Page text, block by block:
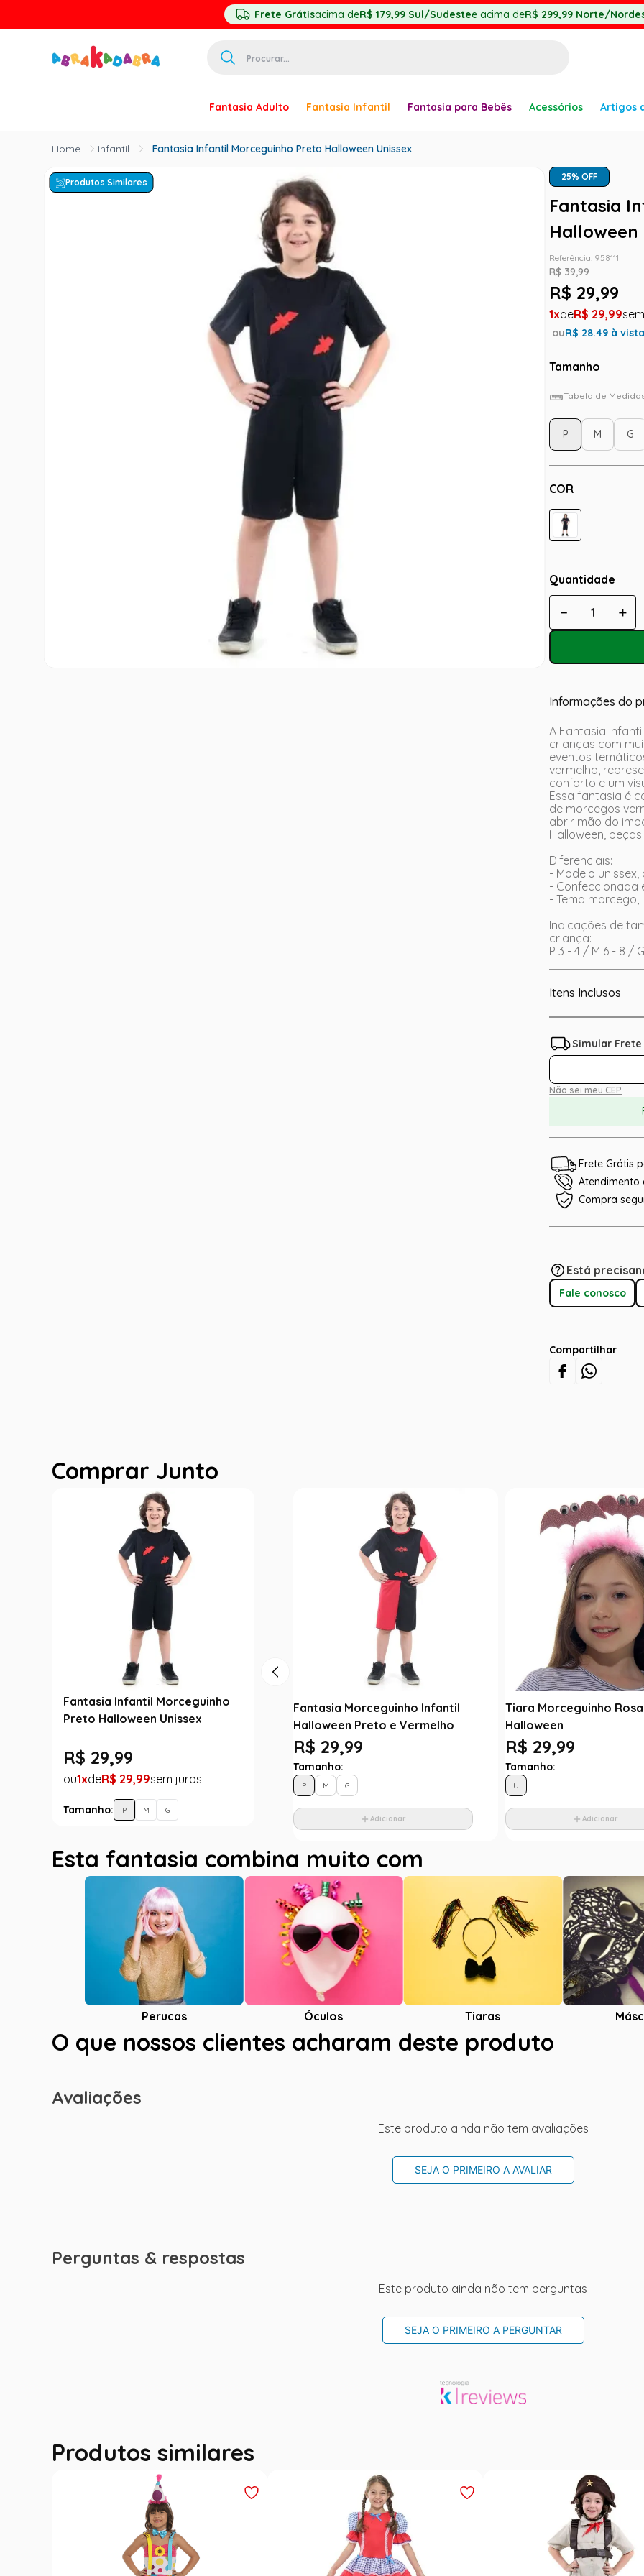
Frete Grátisacima deR$ 179,99 Sul/Sudestee acima deR$ 299,99 Norte/
Fantasia Adulto Fantasia Infantil Fantasia para Bebês Acessórios Artigos
Infantil Fantasia Infantil Morceguinho Preto Halloween Unissex
Produtos Similares
25% OFF
Fantasia
Halloween
Referência: 958111
R$ 39,99
R$ 29,99
1 R$ 29,99
ouR$ 28.49 à
Tamanho
Tabela de
COR
P M G
Quantidade
＋
－
Informações do
A Fantasia
crianças com
eventos
vermelho,
conforto e um
Essa fantasia é
de morcegos
abrir mão do
Halloween,
Diferenciais:
- Modelo
- Confeccionada
- Tema
Indicações de
criança:
P 3 - 4 / M 6 - 8 /
Itens Inclusos
Não sei meu CEP
Frete Grátis
Atendimento
Compra
Está
Fale conosco
Compartilhar
Comprar Junto
Fantasia Infantil Morceguinho
Preto Halloween Unissex
R$ 29,99
1 R$ 29,99
Tamanho: P M G
Fantasia Morceguinho Infantil
Halloween Preto e Vermelho
R$ 29,99
Tamanho:
P M G
Adicionar
Tiara Morceguinho
Halloween
R$ 29,99
Tamanho:
U
Adicionar
Esta fantasia combina muito com
Perucas Óculos Tiaras
O que nossos clientes acharam deste produto
Avaliações
Este produto ainda não tem avaliações
SEJA O PRIMEIRO A AVALIAR
Perguntas & respostas
Este produto ainda não tem perguntas
SEJA O PRIMEIRO A PERGUNTAR
Produtos similares
princesa
mascara
5º
paquita
6º
harry potter
7º
palhaço
branca neve